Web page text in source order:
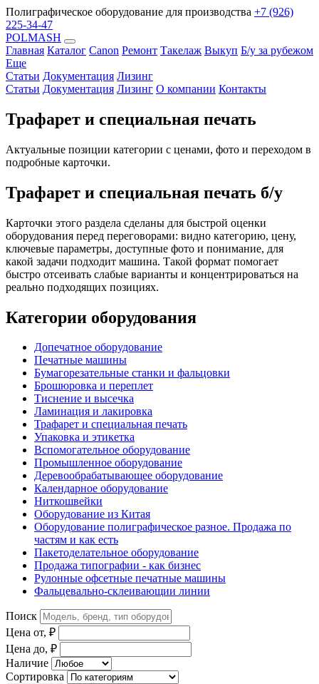
Полиграфическое оборудование для производства +7 (926)
225-34-47
POLMASH
Главная Каталог Canon Ремонт Такелаж Выкуп Б/у за рубежом
Еще
Статьи Документация Лизинг
Статьи Документация Лизинг О компании Контакты
Трафарет и специальная печать
Актуальные позиции категории с ценами, фото и переходом в
подробные карточки.
Трафарет и специальная печать б/у
Карточки этого раздела сделаны для быстрой оценки
оборудования перед переговорами: видно категорию, цену,
ключевые параметры, доступные фото и понимание, для
какой задачи подходит машина. Такой формат помогает
быстро отсеивать слабые варианты и концентрироваться на
реально подходящих позициях.
Категории оборудования
Допечатное оборудование
Печатные машины
Бумагорезательные станки и фальцовки
Брошюровка и переплет
Тиснение и высечка
Ламинация и лакировка
Трафарет и специальная печать
Упаковка и этикетка
Вспомогательное оборудование
Промышленное оборудование
Деревообрабатывающее оборудование
Календарное оборудование
Ниткошвейки
Оборудование из Китая
Оборудование полиграфическое разное. Продажа по
частям и как есть
Пакетоделательное оборудование
Продажа типографии - как бизнес
Рулонные офсетные печатные машины
Фальцевально-склеивающии линии
Поиск
Цена от, ₽
Цена до, ₽
Наличие
Сортировка